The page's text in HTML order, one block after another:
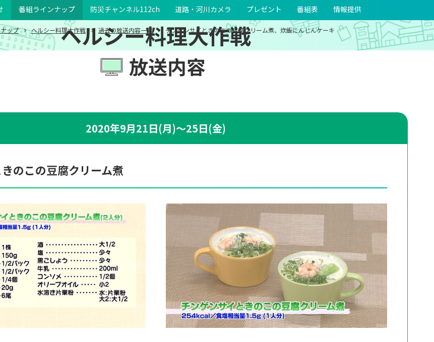
番組ラインナップ 防災チャンネル112ch 道路・河川カメラ プレゼント 番組表 情報提供
ップ ヘルシー料理大作戦 過去の放送内容一覧 チンゲンサイときのこの豆腐クリーム煮、炊飯にんじんケーキ
ヘルシー料理大作戦
放送内容
2020年9月21日(月)～25日(金)
のこの豆腐クリーム煮